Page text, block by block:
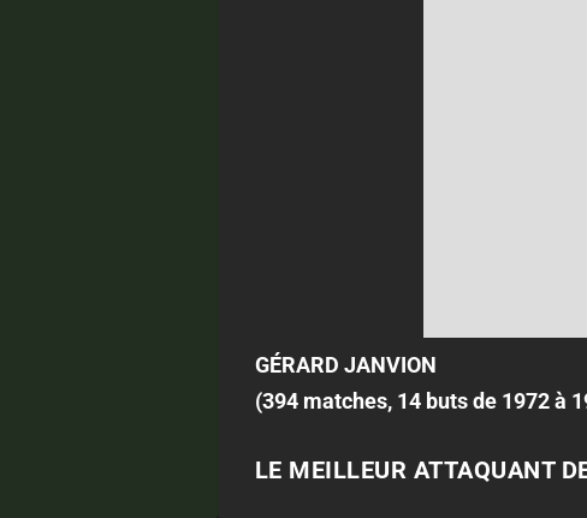
GÉRARD JANVION
(394 matches, 14 buts de 1972 à
LE MEILLEUR ATTAQUANT